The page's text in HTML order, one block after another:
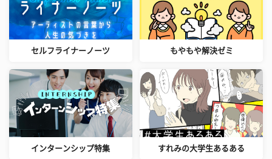
セルフライナーノーツ もやもや解決ゼミ
インターンシップ特集 すれみの大学生あるある